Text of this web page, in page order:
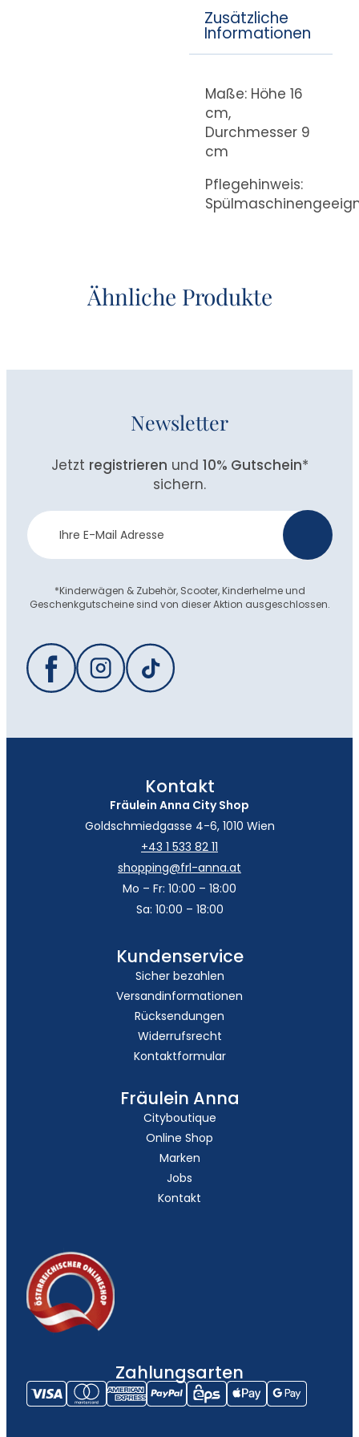
Zusätzliche
Informationen
Maße: Höhe 16
cm,
Durchmesser 9
cm
Pflegehinweis:
Ähnliche Produkte
Newsletter
Jetzt registrieren und 10% Gutschein*
sichern.
Newsletter
Anmeldung
*Kinderwägen & Zubehör, Scooter, Kinderhelme und
Geschenkgutscheine sind von dieser Aktion ausgeschlossen.
Kontakt
Fräulein Anna City Shop
Goldschmiedgasse 4-6, 1010 Wien
+43 1 533 82 11
shopping@frl-anna.at
Mo – Fr: 10:00 – 18:00
Sa: 10:00 – 18:00
Kundenservice
Sicher bezahlen
Versandinformationen
Rücksendungen
Widerrufsrecht
Kontaktformular
Fräulein Anna
Cityboutique
Online Shop
Marken
Jobs
Kontakt
Zahlungsarten